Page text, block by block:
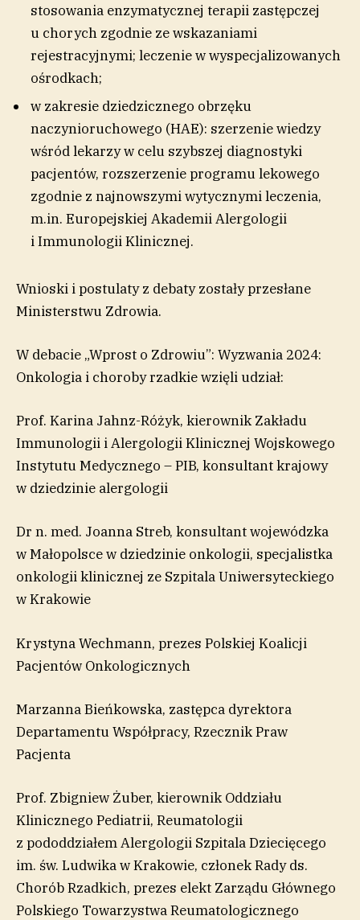
stosowania enzymatycznej terapii zastępczej
u chorych zgodnie ze wskazaniami
rejestracyjnymi; leczenie w wyspecjalizowanych
ośrodkach;
w zakresie dziedzicznego obrzęku
naczynioruchowego (HAE): szerzenie wiedzy
wśród lekarzy w celu szybszej diagnostyki
pacjentów, rozszerzenie programu lekowego
zgodnie z najnowszymi wytycznymi leczenia,
m.in. Europejskiej Akademii Alergologii
i Immunologii Klinicznej.
Wnioski i postulaty z debaty zostały przesłane
Ministerstwu Zdrowia.
W debacie „Wprost o Zdrowiu”: Wyzwania 2024:
Onkologia i choroby rzadkie wzięli udział:
Prof. Karina Jahnz-Różyk, kierownik Zakładu
Immunologii i Alergologii Klinicznej Wojskowego
Instytutu Medycznego – PIB, konsultant krajowy
w dziedzinie alergologii
Dr n. med. Joanna Streb, konsultant wojewódzka
w Małopolsce w dziedzinie onkologii, specjalistka
onkologii klinicznej ze Szpitala Uniwersyteckiego
w Krakowie
Krystyna Wechmann, prezes Polskiej Koalicji
Pacjentów Onkologicznych
Marzanna Bieńkowska, zastępca dyrektora
Departamentu Współpracy, Rzecznik Praw
Pacjenta
Prof. Zbigniew Żuber, kierownik Oddziału
Klinicznego Pediatrii, Reumatologii
z pododdziałem Alergologii Szpitala Dziecięcego
im. św. Ludwika w Krakowie, członek Rady ds.
Chorób Rzadkich, prezes elekt Zarządu Głównego
Polskiego Towarzystwa Reumatologicznego